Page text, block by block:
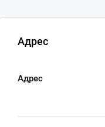
Адрес
Адрес